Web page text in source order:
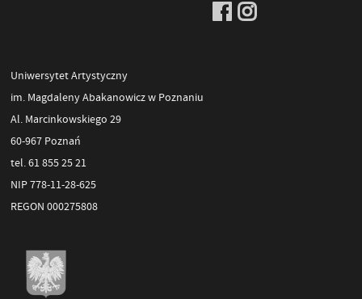
Uniwersytet Artystyczny
im. Magdaleny Abakanowicz w Poznaniu
Al. Marcinkowskiego 29
60-967 Poznań
tel. 61 855 25 21
NIP 778-11-28-625
REGON 000275808